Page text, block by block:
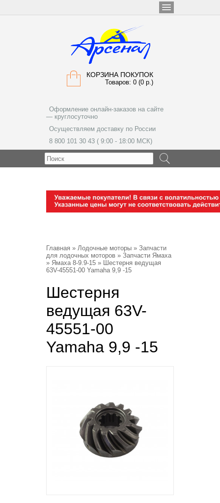
КОРЗИНА ПОКУПОК
Товаров: 0 (0 р.)
Оформление онлайн-заказов на сайте
— круглосуточно
Осуществляем доставку по России
8 800 101 30 43 ( 9:00 - 18:00 МСК)
Главная » Лодочные моторы » Запчасти
для лодочных моторов » Запчасти Ямаха
» Ямаха 8-9.9-15 » Шестерня ведущая
63V-45551-00 Yamaha 9,9 -15
Шестерня
ведущая 63V-
45551-00
Yamaha 9,9 -15